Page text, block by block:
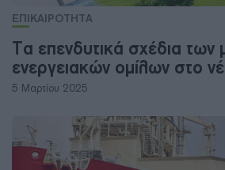
ΕΠΙΚΑΙΡΟΤΗΤΑ
Τα επενδυτικά σχέδια των
ενεργειακών ομίλων στο
5 Μαρτίου 2025